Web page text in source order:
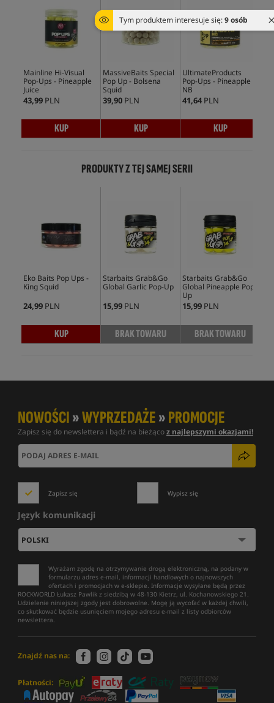
Tym produktem interesuje się:9 osób
Mainline Hi-Visual
Pop-Ups - Pineapple
Juice
43,99 PLN
KUP
MassiveBaits Special
Pop Up - Bolsena
Squid
39,90 PLN
KUP
UltimateProducts
Pop-Ups - Pineapple
NB
41,64 PLN
KUP
PRODUKTY Z TEJ SAMEJ SERII
Eko Baits Pop Ups -
King Squid
24,99 PLN
KUP
Starbaits Grab&Go
Global Garlic Pop-Up
15,99 PLN
BRAK TOWARU
Starbaits Grab&Go
Global Pineapple Pop-
Up
15,99 PLN
BRAK TOWARU
NOWOŚCI»WYPRZEDAŻE»PROMOCJE
Zapisz się do newslettera i bądź na bieżącoz najlepszymi okazjami!
Zapisz się Wypisz się
Język komunikacji
Wyrażam zgodę na otrzymywanie drogą elektroniczną, na podany w
formularzu adres e-mail, informacji handlowych o najnowszych
ofertach i promocjach w e-sklepie. Informacje wysyłane będą przez
ROCKWORLD Łukasz Pawlik z siedzibą w 48-130 Kietrz, ul. Kochanowskiego 21.
Udzielenie niniejszej zgody jest dobrowolne. Mogę ją wycofać w każdej chwili,
co skutkować będzie usunięciem mojego adresu e-mail z listy odbiorców
newslettera.
Znajdź nas na:
Płatności: